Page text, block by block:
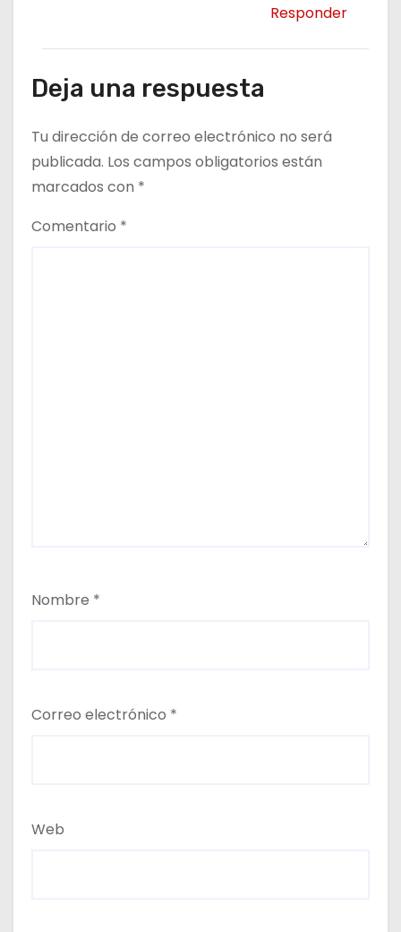
Responder
Deja una respuesta
Tu dirección de correo electrónico no será
publicada. Los campos obligatorios están
marcados con *
Comentario *
Nombre *
Correo electrónico *
Web